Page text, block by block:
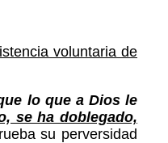
voluntaria de
lo que a Dios le
se ha doblegado,
su perversidad